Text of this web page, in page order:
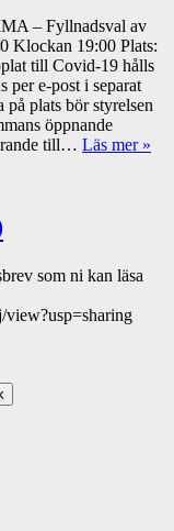
– Fyllnadsval av
Klockan 19:00 Plats:
till Covid-19 hålls
per e-post i separat
plats bör styrelsen
öppnande
till… Läs mer »
som ni kan läsa